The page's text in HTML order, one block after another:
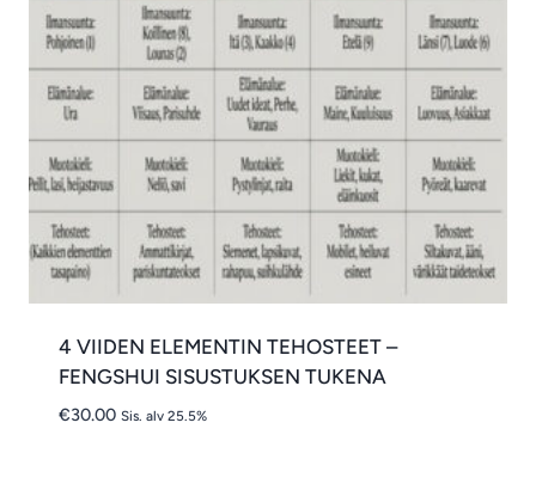
4 VIIDEN ELEMENTIN TEHOSTEET –
FENGSHUI SISUSTUKSEN TUKENA
€30.00 Sis. alv 25.5%